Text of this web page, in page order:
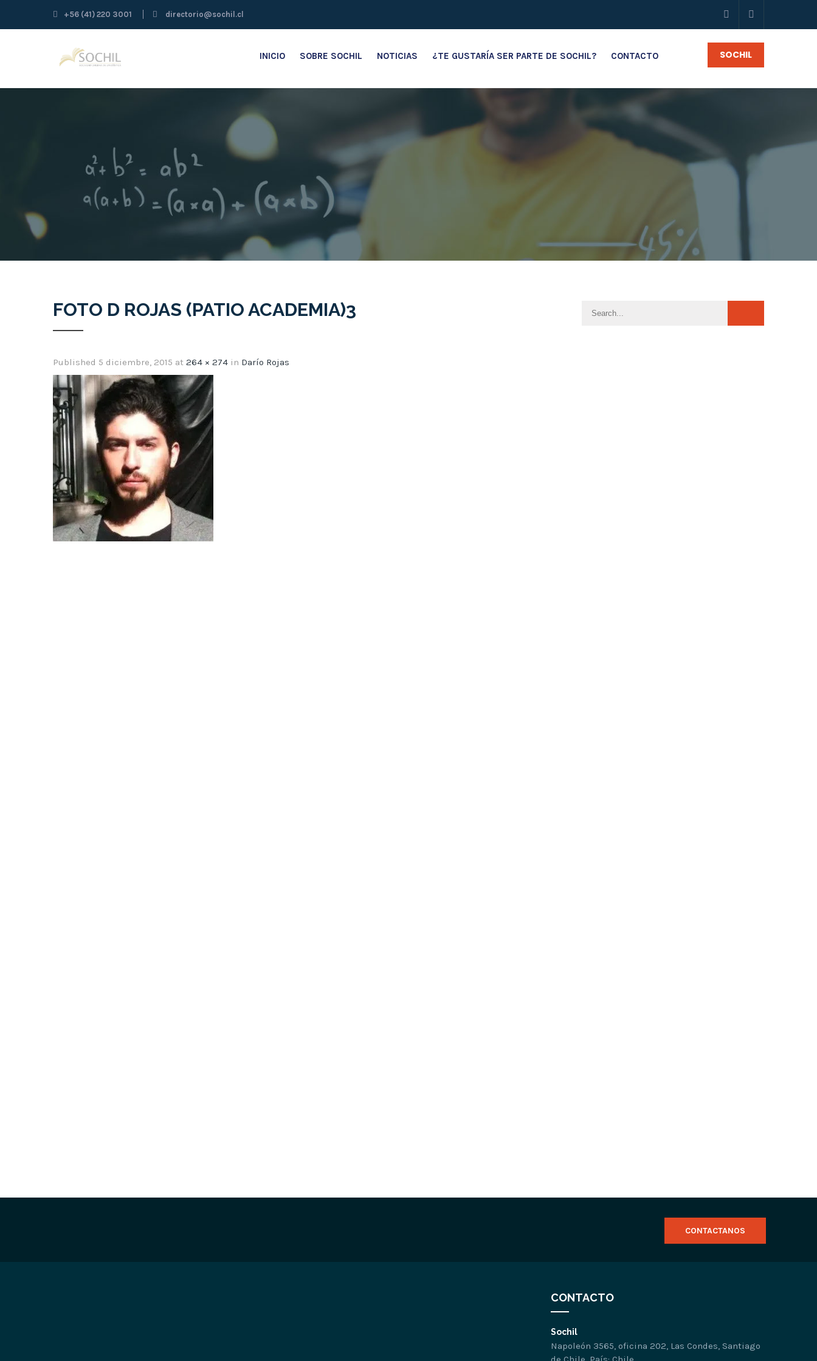
+56 (41) 220 3001 directorio@sochil.cl
INICIO SOBRE SOCHIL NOTICIAS ¿TE GUSTARÍA SER PARTE DE SOCHIL? CONTACTO SOCHIL
FOTO D ROJAS (PATIO ACADEMIA)3
Published 5 diciembre, 2015 at 264 × 274 in Darío Rojas
CONTACTANOS
CONTACTO
Sochil
Napoleón 3565, oficina 202, Las Condes, Santiago